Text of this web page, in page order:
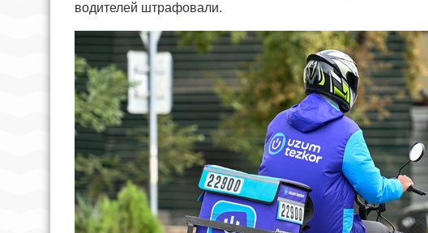
водителей штрафовали.